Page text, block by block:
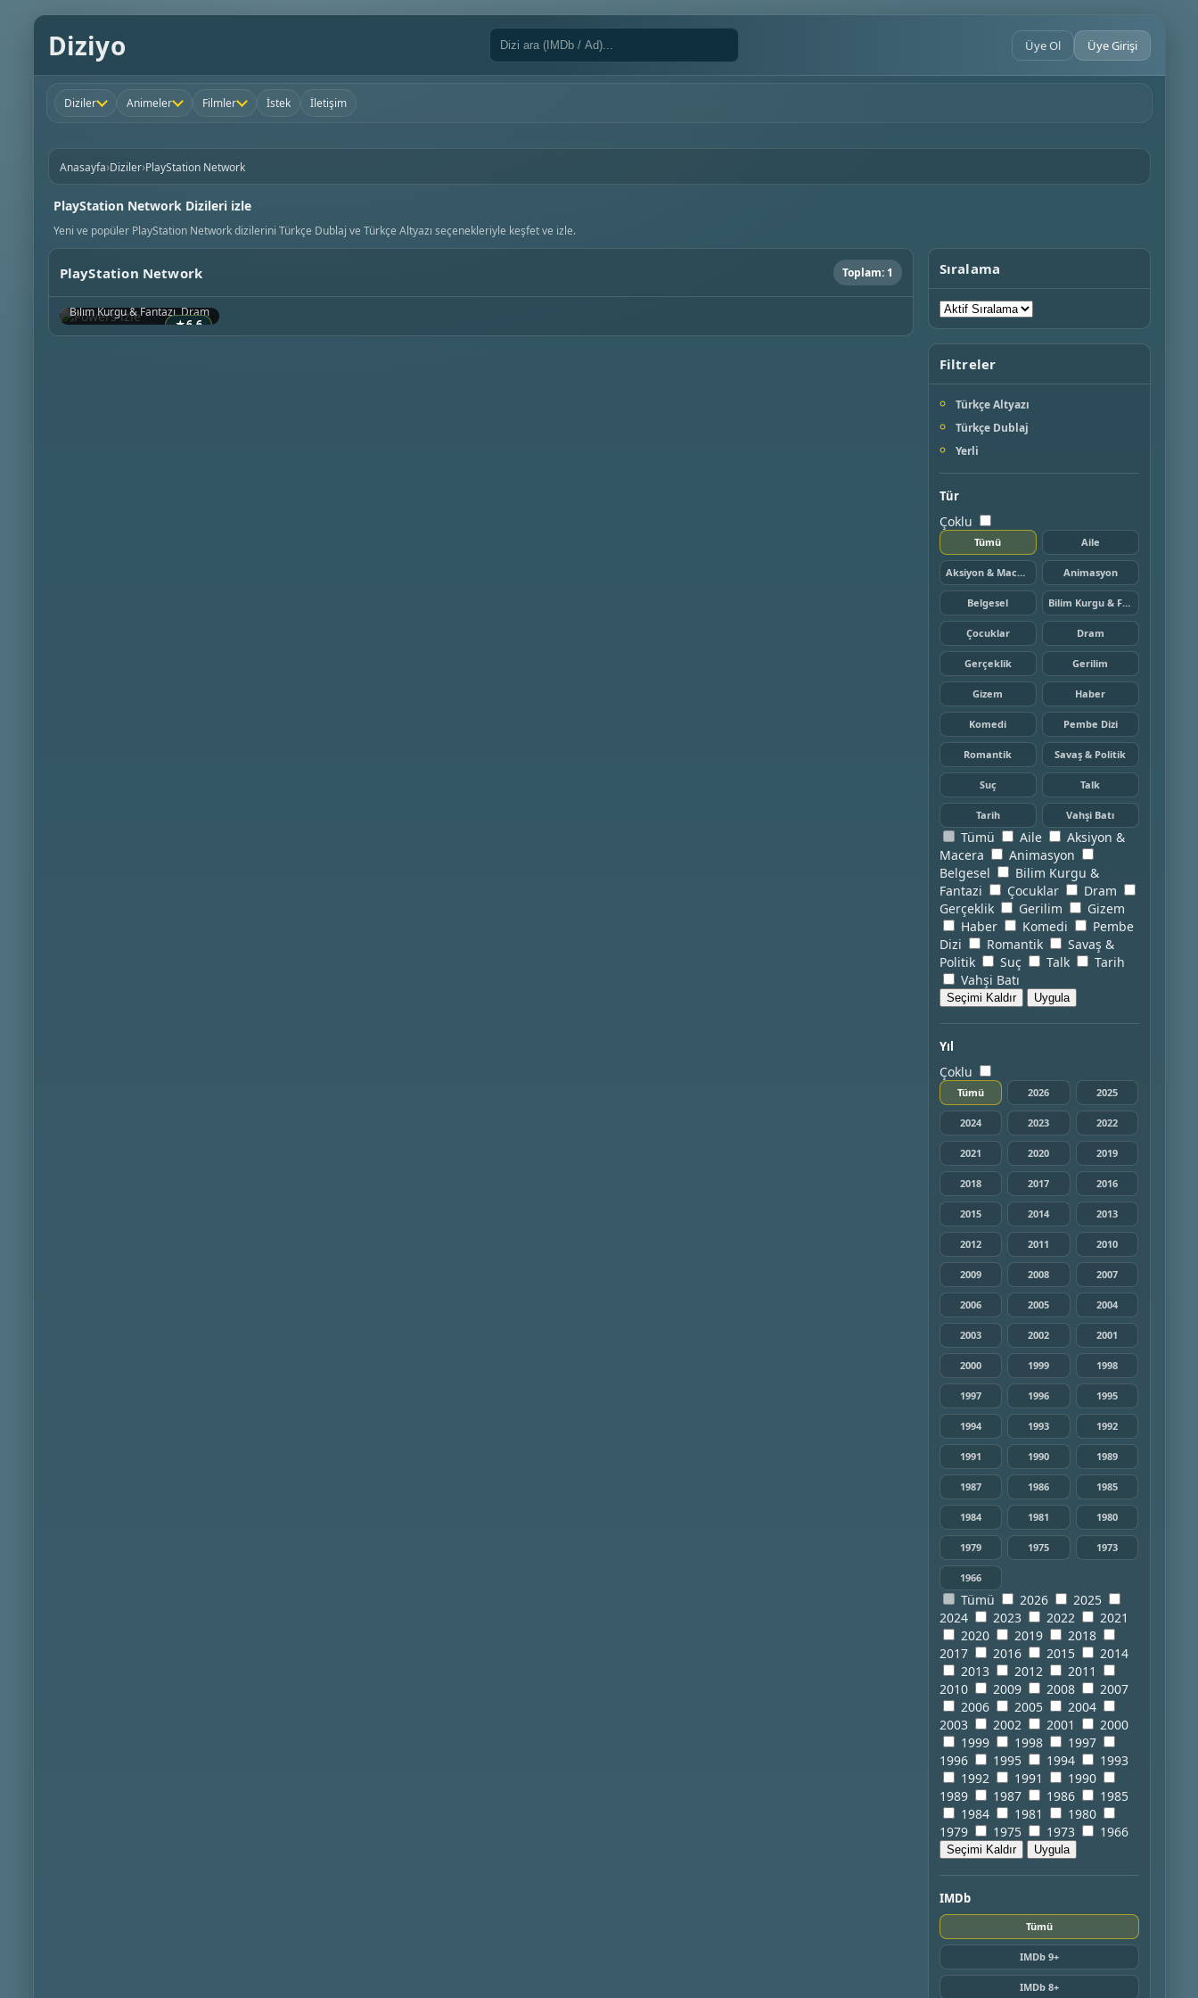
Diziyo Üye Ol Üye Girişi
Diziler Animeler Filmler İstek İletişim
Anasayfa›Diziler›PlayStation Network
PlayStation Network Dizileri izle
Yeni ve popüler PlayStation Network dizilerini Türkçe Dublaj ve Türkçe Altyazı seçenekleriyle keşfet ve izle.
PlayStation Network Toplam: 1
★6.6
Powers
2015 • ABD
Bilim Kurgu & Fantazi, Dram
Sıralama
Filtreler
Türkçe Altyazı
Türkçe Dublaj
Yerli
Tür
Çoklu
Tümü Aile
Aksiyon & Macera Animasyon
Belgesel Bilim Kurgu & Fantazi
Çocuklar Dram
Gerçeklik Gerilim
Gizem Haber
Komedi Pembe Dizi
Romantik Savaş & Politik
Suç Talk
Tarih Vahşi Batı
Tümü Aile
Aksiyon &
Macera
Animasyon
Belgesel
Bilim Kurgu &
Fantazi
Çocuklar
Dram
Gerçeklik
Gerilim
Gizem
Haber
Komedi
Pembe
Dizi
Romantik
Savaş &
Politik
Suç Talk
Tarih
Vahşi Batı
Seçimi Kaldır Uygula
Yıl
Çoklu
Tümü 2026 2025
2024 2023 2022
2021 2020 2019
2018 2017 2016
2015 2014 2013
2012 2011 2010
2009 2008 2007
2006 2005 2004
2003 2002 2001
2000 1999 1998
1997 1996 1995
1994 1993 1992
1991 1990 1989
1987 1986 1985
1984 1981 1980
1979 1975 1973
1966
Tümü 2026
2025
2024
2023 2022
2021
2020
2019
2018
2017
2016 2015
2014
2013
2012
2011
2010
2009 2008
2007
2006
2005
2004
2003
2002 2001
2000
1999
1998
1997
1996
1995 1994
1993
1992
1991
1990
1989
1987 1986
1985
1984
1981
1980
1979
1975 1973 1966
Seçimi Kaldır Uygula
IMDb
Tümü
IMDb 9+
IMDb 8+